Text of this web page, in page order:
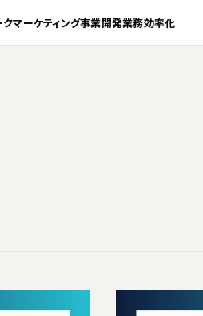
クマーケティング事業開発業務効率化